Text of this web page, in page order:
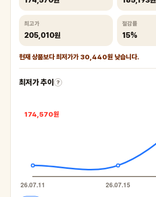
최고가
205,010원
절감률
15%
현재 상품보다 최저가가 30,440원 낮습니다.
최저가 추이 ?
174,570원